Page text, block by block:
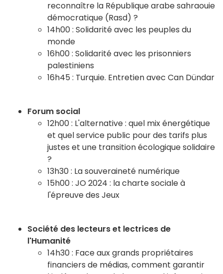
reconnaître la République arabe sahraouie
démocratique (Rasd) ?
14h00 : Solidarité avec les peuples du
monde
16h00 : Solidarité avec les prisonniers
palestiniens
16h45 : Turquie. Entretien avec Can Dündar
Forum social
12h00 : L'alternative : quel mix énergétique
et quel service public pour des tarifs plus
justes et une transition écologique solidaire
?
13h30 : La souveraineté numérique
15h00 : JO 2024 : la charte sociale à
l'épreuve des Jeux
Société des lecteurs et lectrices de
l'Humanité
14h30 : Face aux grands propriétaires
financiers de médias, comment garantir